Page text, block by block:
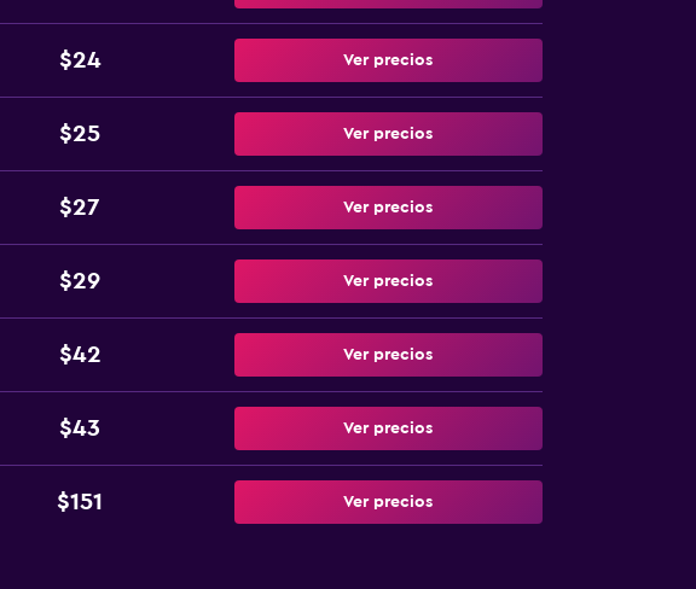
$24 Ver precios
$25 Ver precios
$27 Ver precios
$29 Ver precios
$42 Ver precios
$43 Ver precios
$151 Ver precios